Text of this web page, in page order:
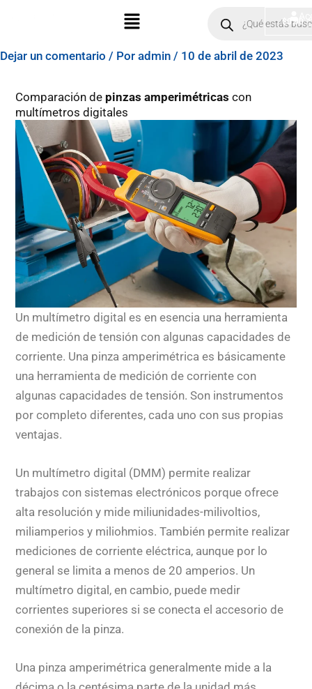
contenido
Menú
search
$0.00
Dejar un comentario / Por admin / 10 de abril de 2023
Comparación de pinzas amperimétricas con
multímetros digitales
Un multímetro digital es en esencia una herramienta
de medición de tensión con algunas capacidades de
corriente. Una pinza amperimétrica es básicamente
una herramienta de medición de corriente con
algunas capacidades de tensión. Son instrumentos
por completo diferentes, cada uno con sus propias
ventajas.
Un multímetro digital (DMM) permite realizar
trabajos con sistemas electrónicos porque ofrece
alta resolución y mide miliunidades-milivoltios,
miliamperios y miliohmios. También permite realizar
mediciones de corriente eléctrica, aunque por lo
general se limita a menos de 20 amperios. Un
multímetro digital, en cambio, puede medir
corrientes superiores si se conecta el accesorio de
conexión de la pinza.
Una pinza amperimétrica generalmente mide a la